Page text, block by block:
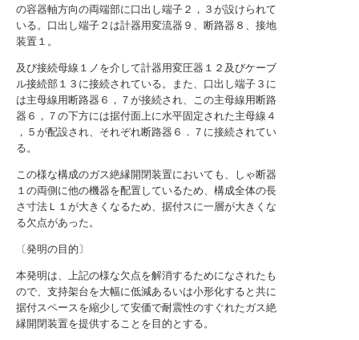
の容器軸方向の両端部に口出し端子２，３が設けられて
いる。口出し端子２は計器用変流器９、断路器８、接地
装置１。
及び接続母線１ノを介して計器用変圧器１２及びケーブ
ル接続部１３に接続されている。また、口出し端子３に
は主母線用断路器６，７が接続され、この主母線用断路
器６，７の下方には据付面上に水平固定された主母線４
，５が配設され、それぞれ断路器６．７に接続されてい
る。
この様な構成のガス絶縁開閉装置においても、しゃ断器
１の両側に他の機器を配置しているため、構成全体の長
さ寸法Ｌ１が大きくなるため、据付スに一層が大きくな
る欠点があった。
〔発明の目的〕
本発明は、上記の様な欠点を解消するためになされたも
ので、支持架台を大幅に低減あるいは小形化すると共に
据付スペースを縮少して安価で耐震性のすぐれたガス絶
縁開閉装置を提供することを目的とする。